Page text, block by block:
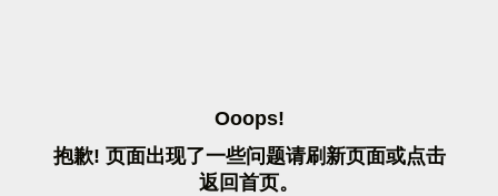
OOOPS!
抱歉! 页面出现了一些问题请刷 新页面或点击
返 回首页。